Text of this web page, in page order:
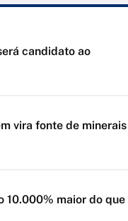
candidato ao
vira fonte de minerais
10.000% maior do que